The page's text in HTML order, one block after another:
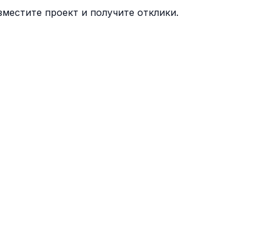
проект и получите отклики.